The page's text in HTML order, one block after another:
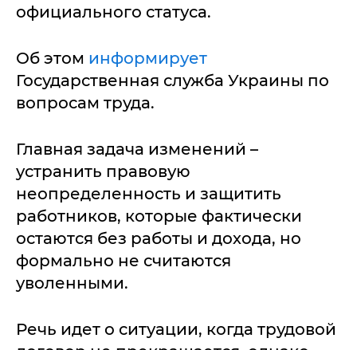
официального статуса.
Об этом информирует
Государственная служба Украины по
вопросам труда.
Главная задача изменений –
устранить правовую
неопределенность и защитить
работников, которые фактически
остаются без работы и дохода, но
формально не считаются
уволенными.
Речь идет о ситуации, когда трудовой